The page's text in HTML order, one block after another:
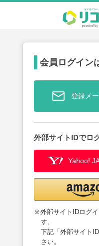
会員ログイン
登録メ
外部サイトIDでロ
Yahoo!
※外部サイトIDログ
す。
下記「外部サイト
さい。